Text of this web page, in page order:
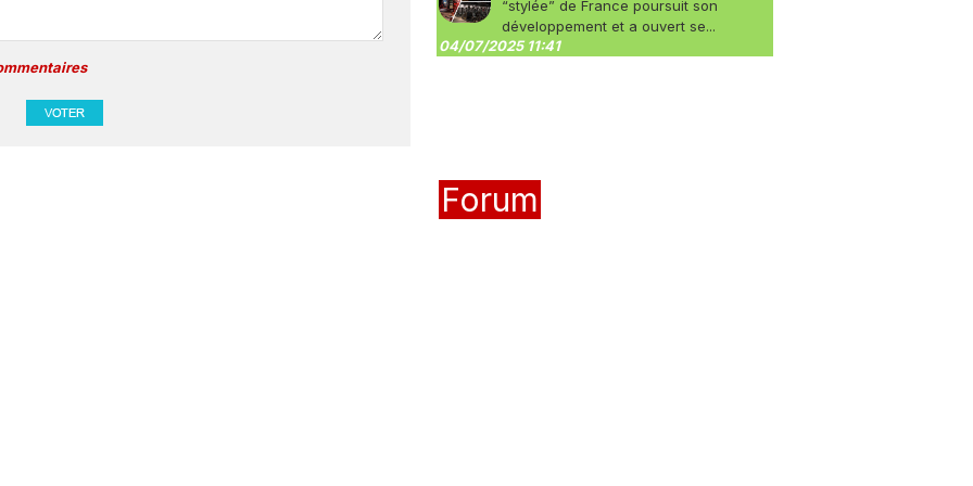
“stylée” de France poursuit son
développement et a ouvert se...
04/07/2025 11:41
Forum